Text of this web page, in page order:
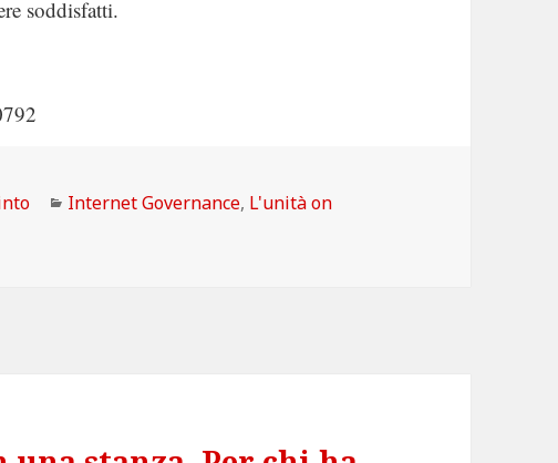
soddisfatti.
Categorie
Internet Governance, L'unità on